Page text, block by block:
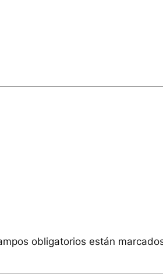
obligatorios están